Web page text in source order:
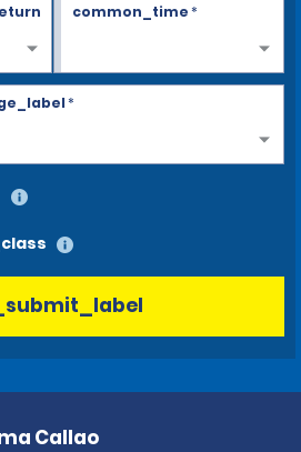
common_time*
*
Callao